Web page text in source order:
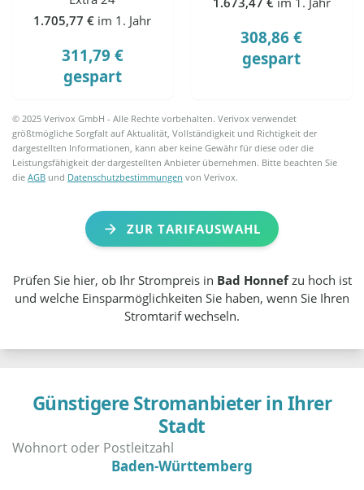
1.705,77 € im 1. Jahr
311,79 €
gespart
308,86 €
gespart
© 2025 Verivox GmbH - Alle Rechte vorbehalten. Verivox verwendet
größtmögliche Sorgfalt auf Aktualität, Vollständigkeit und Richtigkeit der
dargestellten Informationen, kann aber keine Gewähr für diese oder die
Leistungsfähigkeit der dargestellten Anbieter übernehmen. Bitte beachten Sie
dieAGB und Datenschutzbestimmungen von Verivox.
ZUR TARIFAUSWAHL
Prüfen Sie hier, ob Ihr Strompreis in Bad Honnefzu hoch ist
und welche Einsparmöglichkeiten Sie haben, wenn Sie Ihren
Stromtarif wechseln.
Günstigere Stromanbieter in Ihrer
Stadt
Baden-Württemberg